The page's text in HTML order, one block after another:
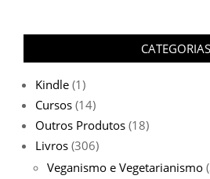
CATEGORIAS
Kindle (1)
Cursos (14)
Outros Produtos (18)
Livros (306)
Veganismo e Vegetarianismo